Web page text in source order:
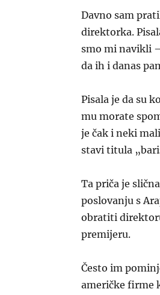
Davno sam
direktorka.
smo mi navikli
da ih i danas
Pisala je da su
mu morate
je čak i neki
stavi titula
Ta priča je
poslovanju s
obratiti
premijeru.
Često im
američke firme